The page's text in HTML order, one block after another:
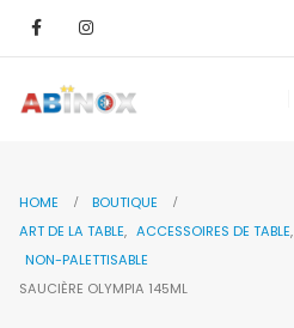
HOME
BOUTIQUE
ART DE LA TABLE, ACCESSOIRES DE TABLE,
NON-PALETTISABLE
SAUCIÈRE OLYMPIA 145ML